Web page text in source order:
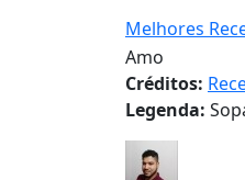
Melhores
Amo
Créditos:
Legenda: